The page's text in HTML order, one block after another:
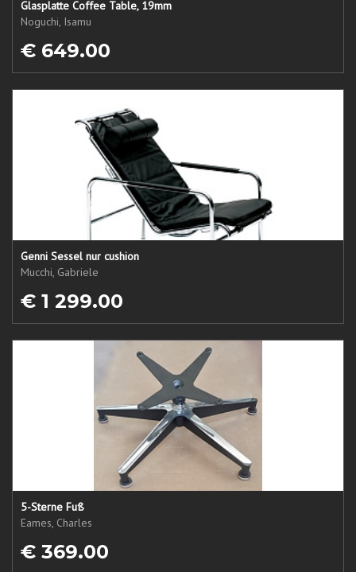
Glasplatte Coffee Table, 19mm
Noguchi, Isamu
€ 649.00
Genni Sessel nur cushion
Mucchi, Gabriele
€ 1 299.00
5-Sterne Fuß
Eames, Charles
€ 369.00